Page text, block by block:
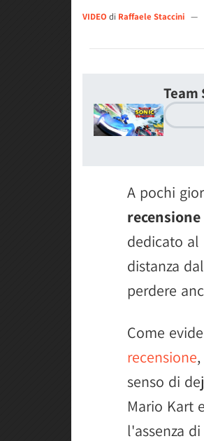
VIDEO di Raffaele Staccini —
Team
A pochi
dedicato
distanza
perdere
Come
recensione
senso di
Mario Kart
l'assenza